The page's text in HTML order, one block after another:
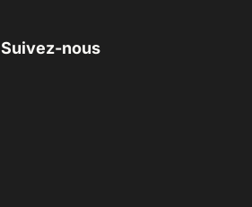
Suivez-nous